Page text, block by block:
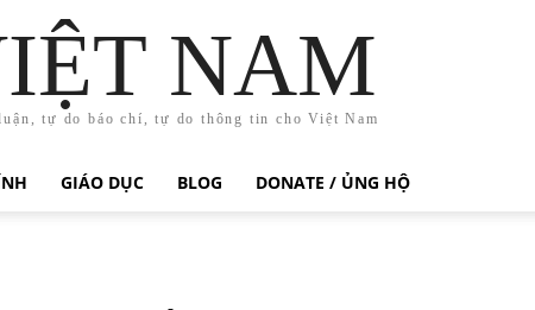
NAM
tự do báo chí, tự do thông tin cho Việt Nam
GIÁO DỤC BLOG DONATE / ỦNG HỘ